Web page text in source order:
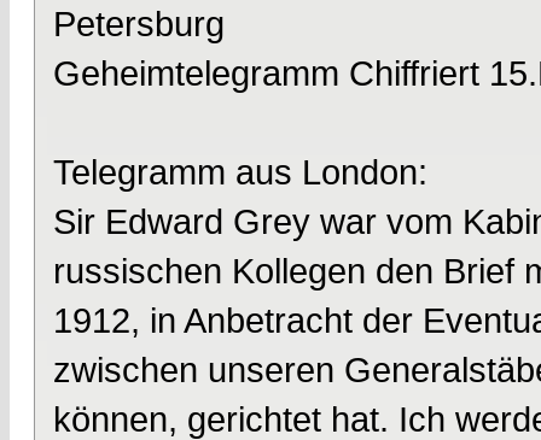
Petersburg
Geheimtelegramm Chiffriert
Telegramm aus London:
Sir Edward Grey war vom
russischen Kollegen den Brief
1912, in Anbetracht der
zwischen unseren
können, gerichtet hat. Ich